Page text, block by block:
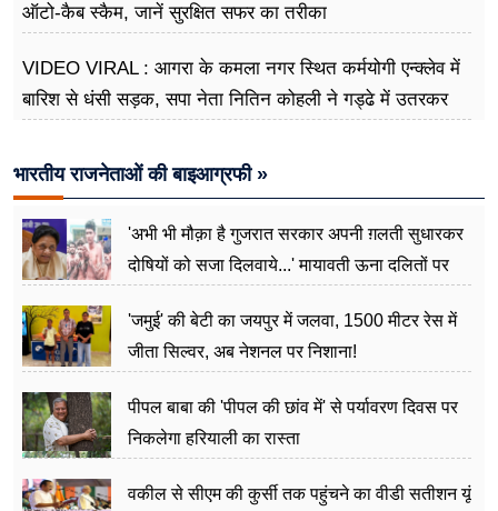
ऑटो-कैब स्कैम, जानें सुरक्षित सफर का तरीका
VIDEO VIRAL : आगरा के कमला नगर स्थित कर्मयोगी एन्क्लेव में
बारिश से धंसी सड़क, सपा नेता नितिन कोहली ने गड्ढे में उतरकर
भारतीय राजनेताओं की बाइआग्रफी »
'अभी भी मौक़ा है गुजरात सरकार अपनी ग़लती सुधारकर
दोषियों को सजा दिलवाये...' मायावती ऊना दलितों पर
'जमुई' की बेटी का जयपुर में जलवा, 1500 मीटर रेस में
जीता सिल्वर, अब नेशनल पर निशाना!
पीपल बाबा की 'पीपल की छांव में' से पर्यावरण दिवस पर
निकलेगा हरियाली का रास्ता
वकील से सीएम की कुर्सी तक पहुंचने का वीडी सतीशन यूं